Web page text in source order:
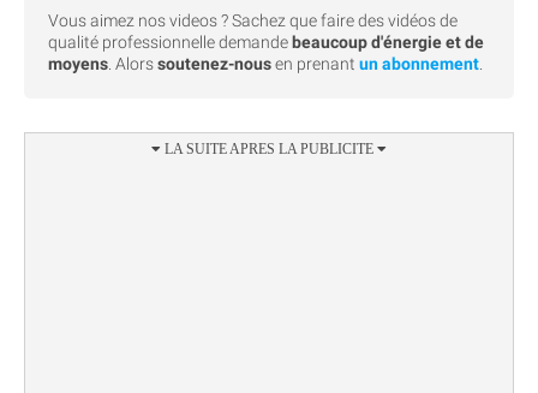
Vous aimez nos videos ? Sachez que faire des vidéos de
qualité professionnelle demande beaucoup d'énergie et de
moyens. Alorssoutenez-nousen prenant un abonnement.